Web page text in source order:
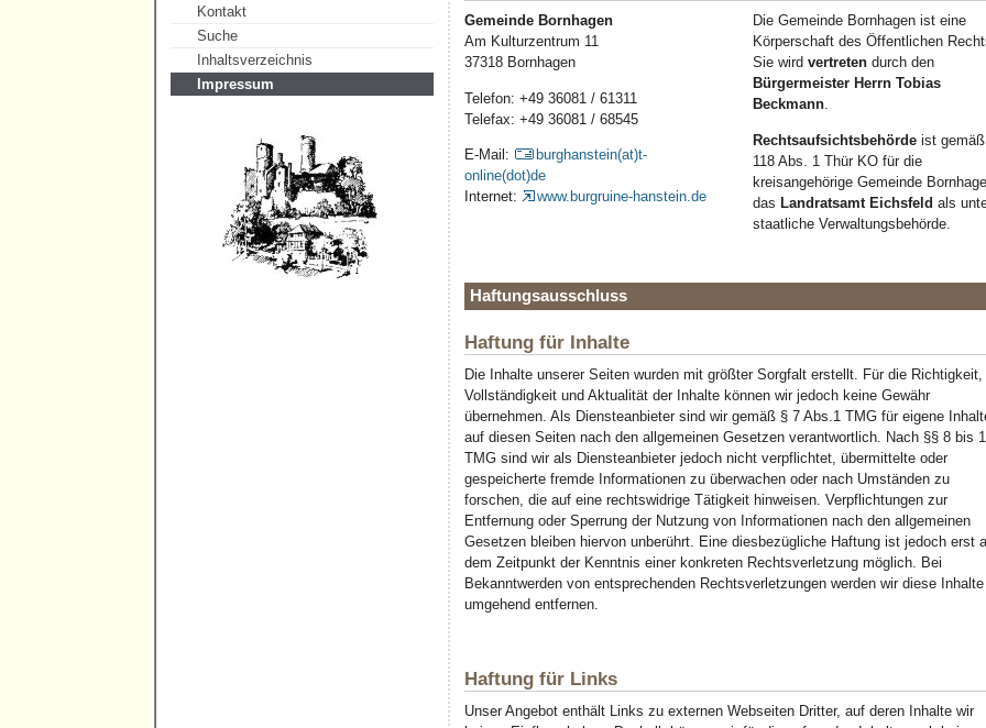
Kontakt
Suche
Inhaltsverzeichnis
Impressum
Gemeinde Bornhagen
Am Kulturzentrum 11
37318 Bornhagen
Telefon: +49 36081 / 61311
Telefax: +49 36081 / 68545
E-Mail:
burghanstein(at)t-
online(dot)de
Internet:
www.burgruine-hanstein.de
Die Gemeinde Bornhagen ist eine
Körperschaft des Öffentlichen
Sie wirdvertreten durch den
Bürgermeister Herrn Tobias
Beckmann.
Rechtsaufsichtsbehördeist
118 Abs. 1 Thür KO für die
kreisangehörige Gemeinde
dasLandratsamt Eichsfeld als
staatliche Verwaltungsbehörde.
Haftungsausschluss
Haftung für Inhalte
Die Inhalte unserer Seiten wurden mit größter Sorgfalt erstellt. Für die Richtigkeit,
Vollständigkeit und Aktualität der Inhalte können wir jedoch keine Gewähr
übernehmen. Als Diensteanbieter sind wir gemäß § 7 Abs.1 TMG für eigene
auf diesen Seiten nach den allgemeinen Gesetzen verantwortlich. Nach §§ 8 bis
TMG sind wir als Diensteanbieter jedoch nicht verpflichtet, übermittelte oder
gespeicherte fremde Informationen zu überwachen oder nach Umständen zu
forschen, die auf eine rechtswidrige Tätigkeit hinweisen. Verpflichtungen zur
Entfernung oder Sperrung der Nutzung von Informationen nach den allgemeinen
Gesetzen bleiben hiervon unberührt. Eine diesbezügliche Haftung ist jedoch erst
dem Zeitpunkt der Kenntnis einer konkreten Rechtsverletzung möglich. Bei
Bekanntwerden von entsprechenden Rechtsverletzungen werden wir diese Inhalte
umgehend entfernen.
Haftung für Links
Unser Angebot enthält Links zu externen Webseiten Dritter, auf deren Inhalte wir